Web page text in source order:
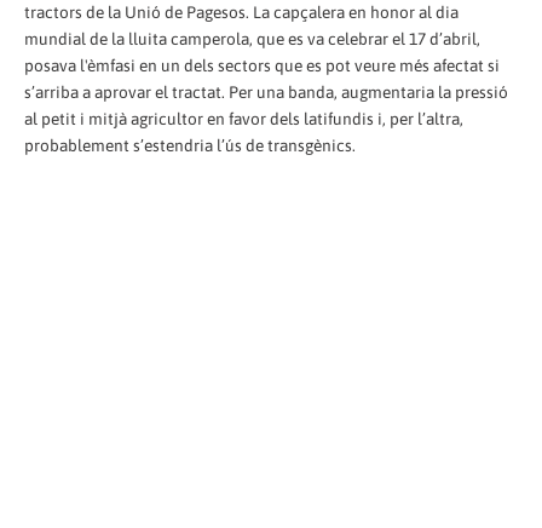
tractors de la Unió de Pagesos. La capçalera en honor al dia
mundial de la lluita camperola, que es va celebrar el 17 d’abril,
posava l'èmfasi en un dels sectors que es pot veure més afectat si
s’arriba a aprovar el tractat. Per una banda, augmentaria la pressió
al petit i mitjà agricultor en favor dels latifundis i, per l’altra,
probablement s’estendria l’ús de transgènics.